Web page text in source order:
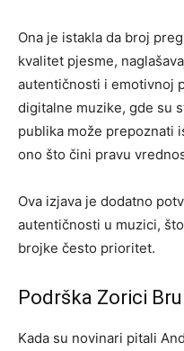
Ona je istakla da broj
kvalitet pjesme,
autentičnosti i emotivnoj
digitalne muzike, gde su
publika može prepoznati
ono što čini pravu
Ova izjava je dodatno
autentičnosti u muzici,
brojke često prioritet.
Podrška Zorici
Kada su novinari pitali